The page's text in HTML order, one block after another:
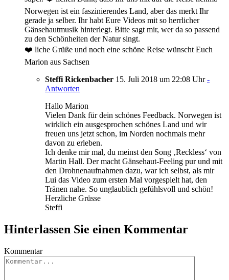
Norwegen ist ein faszinierendes Land, aber das merkt Ihr
gerade ja selber. Ihr habt Eure Videos mit so herrlicher
Gänsehautmusik hinterlegt. Bitte sagt mir, wer da so passend
zu den Schönheiten der Natur singt.
❤️ liche Grüße und noch eine schöne Reise wünscht Euch
Marion aus Sachsen
Steffi Rickenbacher 15. Juli 2018 um 22:08 Uhr-
Antworten
Hallo Marion
Vielen Dank für dein schönes Feedback. Norwegen ist
wirklich ein ausgesprochen schönes Land und wir
freuen uns jetzt schon, im Norden nochmals mehr
davon zu erleben.
Ich denke mir mal, du meinst den Song ‚Reckless‘ von
Martin Hall. Der macht Gänsehaut-Feeling pur und mit
den Drohnenaufnahmen dazu, war ich selbst, als mir
Lui das Video zum ersten Mal vorgespielt hat, den
Tränen nahe. So unglaublich gefühlsvoll und schön!
Herzliche Grüsse
Steffi
Hinterlassen Sie einen Kommentar
Kommentar